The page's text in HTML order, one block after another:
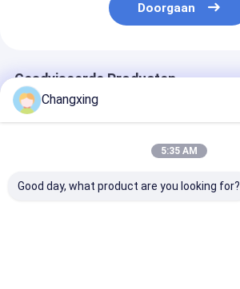
Doorgaan
Geadviseerde Producten
Changxing
5:35 AM
Good day, what product are you looking for?